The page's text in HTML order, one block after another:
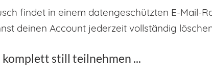
findet in einem datengeschützten E-Mail-
deinen Account jederzeit vollständig
komplett still teilnehmen ...